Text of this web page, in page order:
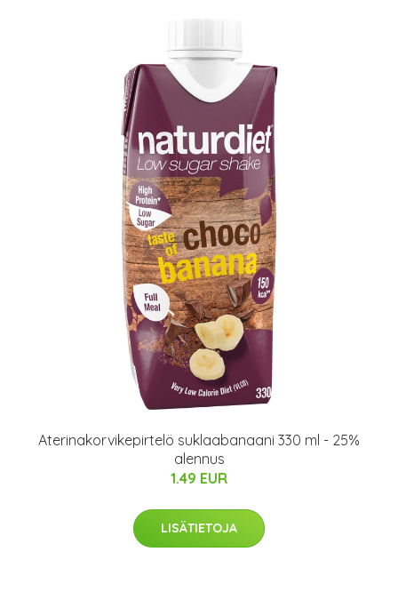
Aterinakorvikepirtelö suklaabanaani 330 ml - 25%
alennus
1.49 EUR
LISÄTIETOJA